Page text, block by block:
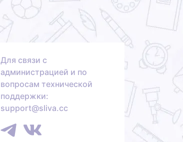
Для связи с
администрацией и по
вопросам технической
поддержки:
support@sliva.cc